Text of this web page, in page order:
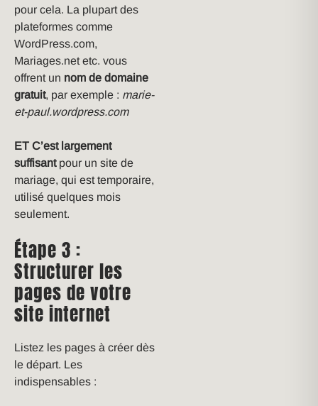
pour cela. La plupart des
plateformes comme
WordPress.com,
Mariages.net etc. vous
offrent un nom de domaine
gratuit, par exemple : marie-
et-paul.wordpress.com
ET C’est largement
suffisantpour un site de
mariage, qui est temporaire,
utilisé quelques mois
seulement.
Étape 3 :
Structurer les
pages de votre
site internet
Listez les pages à créer dès
le départ. Les
indispensables :